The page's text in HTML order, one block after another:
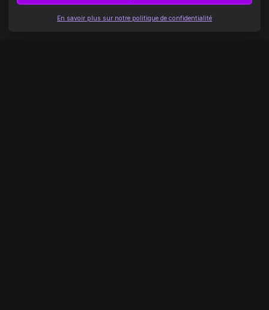
En savoir plus sur notre politique de confidentialité